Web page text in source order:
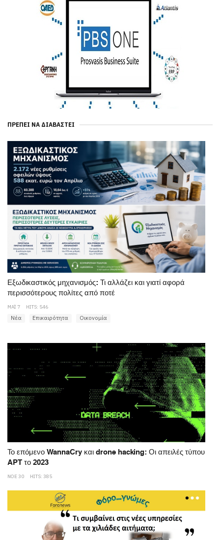
ΠΡΈΠΕΙ ΝΑ ΔΙΑΒΑΣΤΕΊ
Εξωδικαστικός μηχανισμός: Τι αλλάζει και γιατί αφορά
περισσότερους πολίτες από ποτέ
ΜΆΙ 7 HITS: 546
Νέα Επικαιρότητα Οικονομία
Το επόμενο WannaCry και drone hacking: Οι απειλές τύπου
APT το 2023
ΝΟΕ 30 HITS: 385